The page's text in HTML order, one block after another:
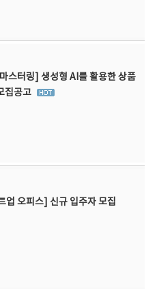
스터링] 생성형 AI를 활용한 상품
집공고
업 오피스] 신규 입주자 모집